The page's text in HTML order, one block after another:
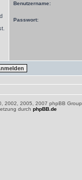
Benutzername:
Passwort:
2002, 2005, 2007 phpBB Group
durch phpBB.de